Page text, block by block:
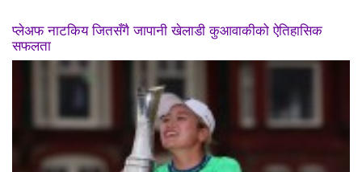
प्लेअफ नाटकिय जितसँगै जापानी खेलाडी कुआवाकीको ऐतिहासिक
सफलता